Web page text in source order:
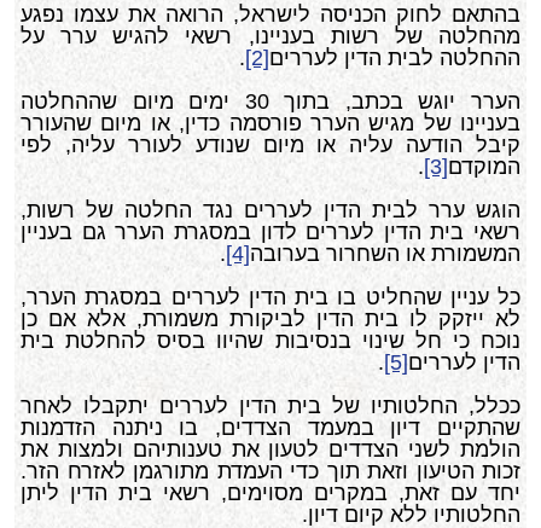
בהתאם לחוק הכניסה לישראל, הרואה את עצמו נפגע
מהחלטה של רשות בעניינו, רשאי להגיש ערר על
ההחלטה לבית הדין לעררים[2]
.
הערר יוגש בכתב, בתוך 30 ימים מיום שההחלטה
בעניינו של מגיש הערר פורסמה כדין, או מיום שהעורר
קיבל הודעה עליה או מיום שנודע לעורר עליה, לפי
המוקדם[3]
.
הוגש ערר לבית הדין לעררים נגד החלטה של רשות,
רשאי בית הדין לעררים לדון במסגרת הערר גם בעניין
המשמורת או השחרור בערובה[4]
.
כל עניין שהחליט בו בית הדין לעררים במסגרת הערר,
לא ייזקק לו בית הדין לביקורת משמורת, אלא אם כן
נוכח כי חל שינוי בנסיבות שהיוו בסיס להחלטת בית
הדין לעררים[5]
.
ככלל, החלטותיו של בית הדין לעררים יתקבלו לאחר
שהתקיים דיון במעמד הצדדים, בו ניתנה הזדמנות
הולמת לשני הצדדים לטעון את טענותיהם ולמצות את
זכות הטיעון וזאת תוך כדי העמדת מתורגמן לאזרח הזר.
יחד עם זאת, במקרים מסוימים, רשאי בית הדין ליתן
החלטותיו ללא קיום דיון.